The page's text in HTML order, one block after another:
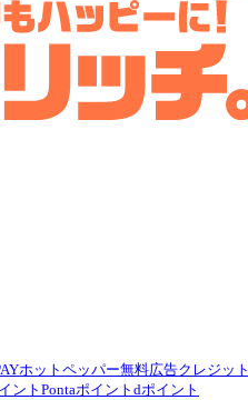
ホットペッパー無料広告クレジッ
ント Pontaポイント dポイント